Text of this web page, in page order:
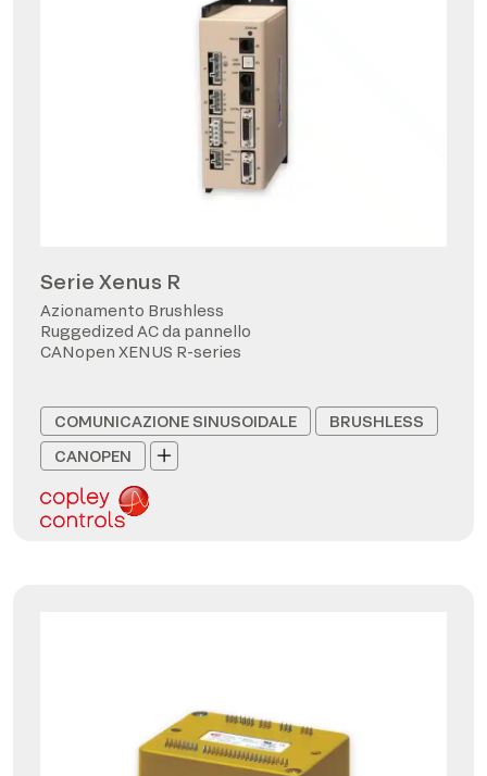
Serie Xenus R
Azionamento Brushless
Ruggedized AC da pannello
CANopen XENUS R-series
COMUNICAZIONE SINUSOIDALE
BRUSHLESS
CANOPEN